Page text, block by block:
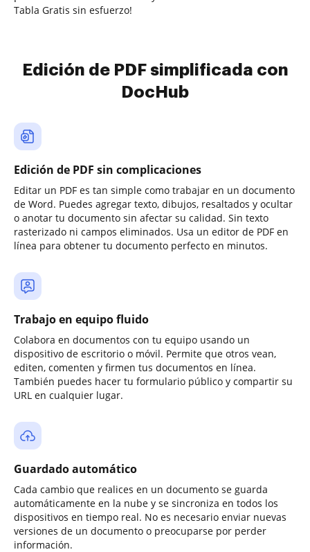
Tabla Gratis sin esfuerzo!
Edición de PDF simplificada con
DocHub
Edición de PDF sin complicaciones
Editar un PDF es tan simple como trabajar en un documento
de Word. Puedes agregar texto, dibujos, resaltados y ocultar
o anotar tu documento sin afectar su calidad. Sin texto
rasterizado ni campos eliminados. Usa un editor de PDF en
línea para obtener tu documento perfecto en minutos.
Trabajo en equipo fluido
Colabora en documentos con tu equipo usando un
dispositivo de escritorio o móvil. Permite que otros vean,
editen, comenten y firmen tus documentos en línea.
También puedes hacer tu formulario público y compartir su
URL en cualquier lugar.
Guardado automático
Cada cambio que realices en un documento se guarda
automáticamente en la nube y se sincroniza en todos los
dispositivos en tiempo real. No es necesario enviar nuevas
versiones de un documento o preocuparse por perder
información.